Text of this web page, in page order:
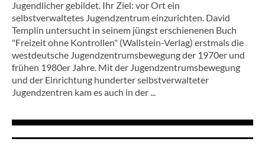
Jugendlicher gebildet. Ihr Ziel: vor Ort ein
selbstverwaltetes Jugendzentrum einzurichten. David
Templin untersucht in seinem jüngst erschienenen Buch
"Freizeit ohne Kontrollen" (Wallstein-Verlag) erstmals die
westdeutsche Jugendzentrumsbewegung der 1970er und
frühen 1980er Jahre. Mit der Jugendzentrumsbewegung
und der Einrichtung hunderter selbstverwalteter
Jugendzentren kam es auch in der ...